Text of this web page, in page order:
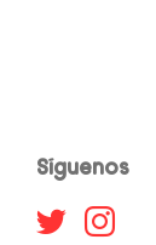
Síguenos